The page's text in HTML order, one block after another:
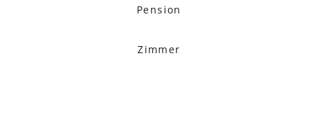
Pension
Zimmer